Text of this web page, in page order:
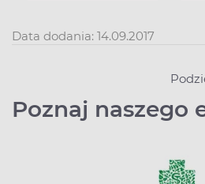
Data dodania: 14.09.2017
Poznaj naszego